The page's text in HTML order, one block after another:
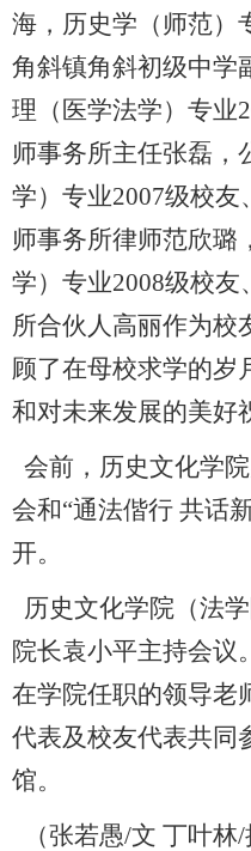
海，历史学（师范）
角斜镇角斜初级中学
理（医学法学）专业
师事务所主任张磊，
学）专业2007级校
师事务所律师范欣璐
学）专业2008级校
所合伙人高丽作为校
顾了在母校求学的岁
和对未来发展的美好
会前，历史文化学
会和“通法偕行 共话
开。
历史文化学院（法
院长袁小平主持会议
在学院任职的领导老
代表及校友代表共同
馆。
（张若愚/文 丁叶林/